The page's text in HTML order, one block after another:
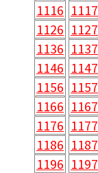
1116 1117
1126 1127
1136 1137
1146 1147
1156 1157
1166 1167
1176 1177
1186 1187
1196 1197